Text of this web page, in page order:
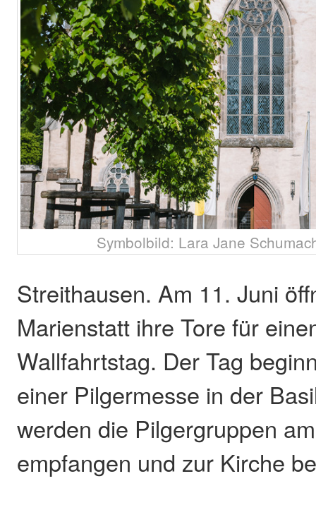
Symbolbild: Lara Jane
Streithausen. Am 11. Juni
Marienstatt ihre Tore für
Wallfahrtstag. Der Tag
einer Pilgermesse in der
werden die Pilgergruppen
empfangen und zur Kirche